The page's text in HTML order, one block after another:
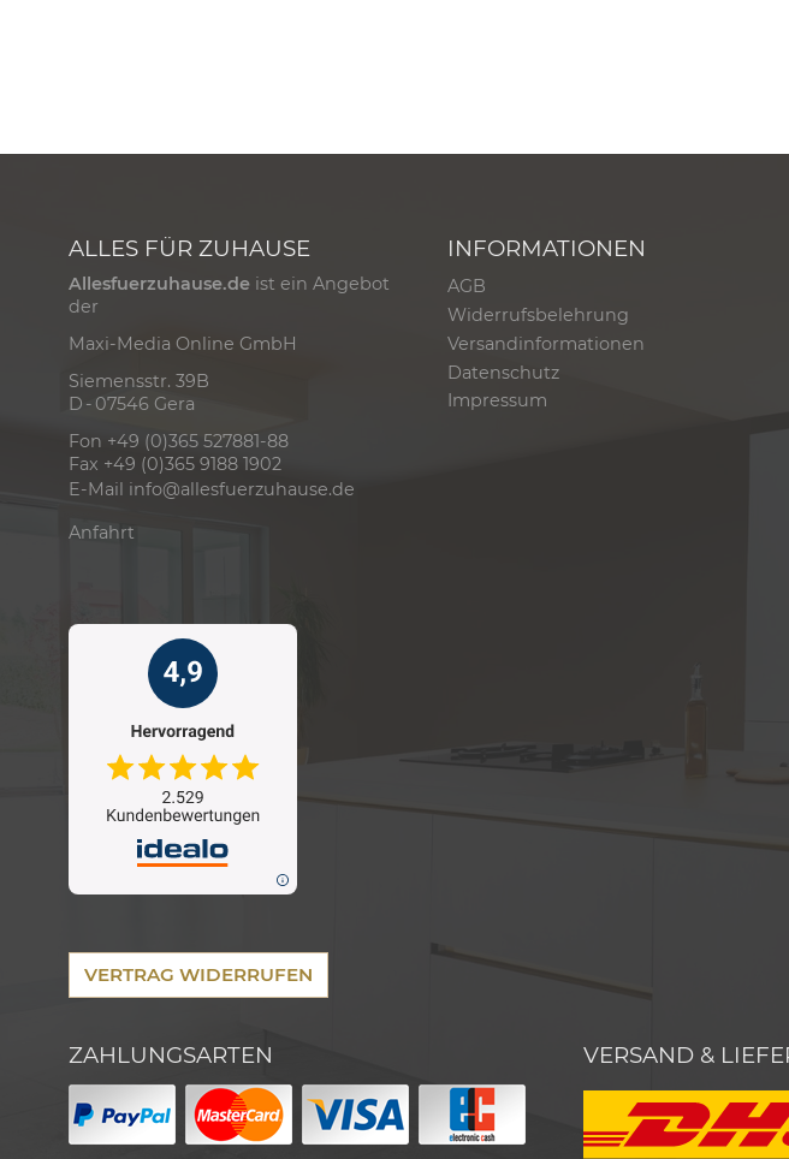
ALLES FÜR ZUHAUSE
Allesfuerzuhause.de ist ein Angebot
der
Maxi-Media Online GmbH
Siemensstr. 39B
D - 07546 Gera
Fon +49 (0)365 527881-88
Fax +49 (0)365 9188 1902
E-Mail info@allesfuerzuhause.de
Anfahrt
INFORMATIONEN
AGB
Widerrufsbelehrung
Versandinformationen
Datenschutz
Impressum
VERTRAG WIDERRUFEN
ZAHLUNGSARTEN VERSAND &